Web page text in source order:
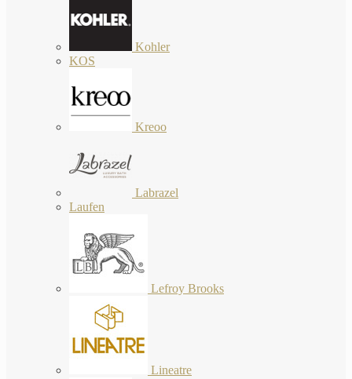
Kohler
KOS
Kreoo
Labrazel
Laufen
Lefroy Brooks
Lineatre